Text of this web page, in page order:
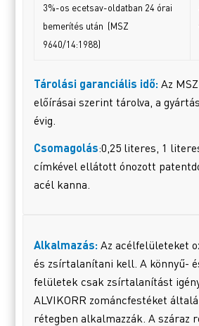
3%-os ecetsav-oldatban 24 órai
bemerítés után (MSZ
9640/14:1988)
Tárolási garanciális idő: Az
előírásai szerint tárolva, a
évig.
Csomagolás:0,25 literes, 1
címkével ellátott ónozott
acél kanna.
Alkalmazás: Az acélfelületeket
és zsírtalanítani kell. A könnyű-
felületek csak zsírtalanítást
ALVIKORR zománcfestéket
rétegben alkalmazzák. A száraz